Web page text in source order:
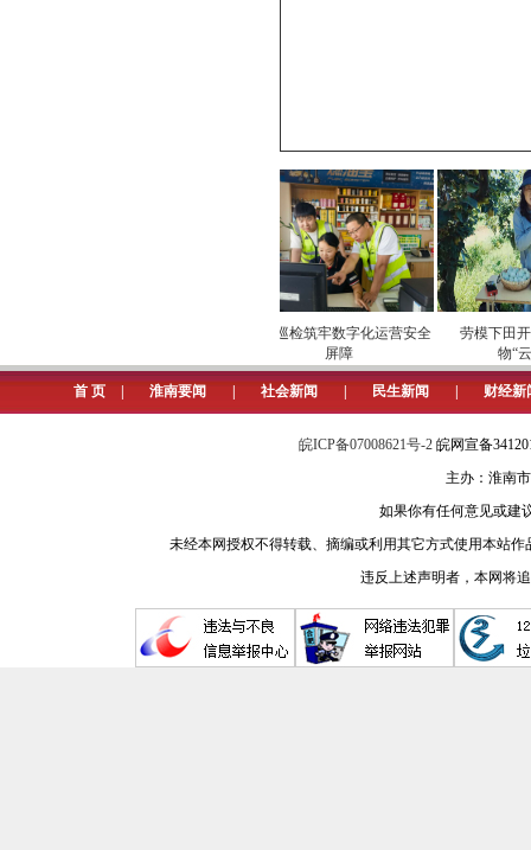
专项巡检筑牢数字化运营安全
屏障
劳模下田开
物“云”
首 页 淮南要闻 社会新闻 民生新闻 财经新
皖ICP备07008621号-2 皖网宣备
主办：淮南
如果你有任何意见或建
未经本网授权不得转载、摘编或利用其它方式使用本站
违反上述声明者，本网将